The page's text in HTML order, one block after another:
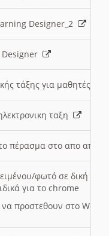
Designer_2
Designer
τάξης για μαθητές
ταξη
πέρασμα στο απο
φωτό σε δική
για το chrome
προστεθουν στο Word